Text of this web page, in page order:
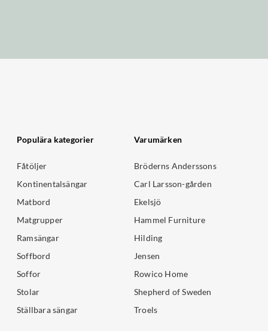
Populära kategorier
Fåtöljer
Kontinentalsängar
Matbord
Matgrupper
Ramsängar
Soffbord
Soffor
Stolar
Ställbara sängar
Varumärken
Bröderns Anderssons
Carl Larsson-gården
Ekelsjö
Hammel Furniture
Hilding
Jensen
Rowico Home
Shepherd of Sweden
Troels